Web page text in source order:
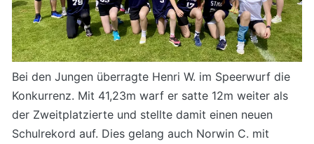
Bei den Jungen überragte Henri W. im Speerwurf die
Konkurrenz. Mit 41,23m warf er satte 12m weiter als
der Zweitplatzierte und stellte damit einen neuen
Schulrekord auf. Dies gelang auch Norwin C. mit